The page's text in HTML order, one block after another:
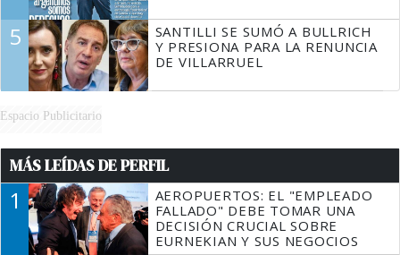
5
SANTILLI SE SUMÓ A BULLRICH
Y PRESIONA PARA LA RENUNCIA
DE VILLARRUEL
Espacio Publicitario
MÁS LEÍDAS DE PERFIL
1
AEROPUERTOS: EL "EMPLEADO
FALLADO" DEBE TOMAR UNA
DECISIÓN CRUCIAL SOBRE
EURNEKIAN Y SUS NEGOCIOS